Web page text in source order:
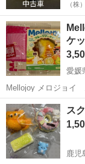
（株
ケ
愛媛
Mellojoy メロジョイ
愛媛 伊予郡
ス
鹿児